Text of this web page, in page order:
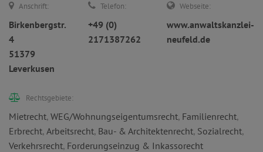
Anschrift:
Birkenbergstr.
4
51379
Leverkusen
Telefon:
+49 (0)
2171387262
Webseite:
www.anwaltskanzlei-
neufeld.de
Rechtsgebiete:
Mietrecht, WEG/Wohnungseigentumsrecht, Familienrecht,
Erbrecht, Arbeitsrecht, Bau- & Architektenrecht, Sozialrecht,
Verkehrsrecht, Forderungseinzug & Inkassorecht